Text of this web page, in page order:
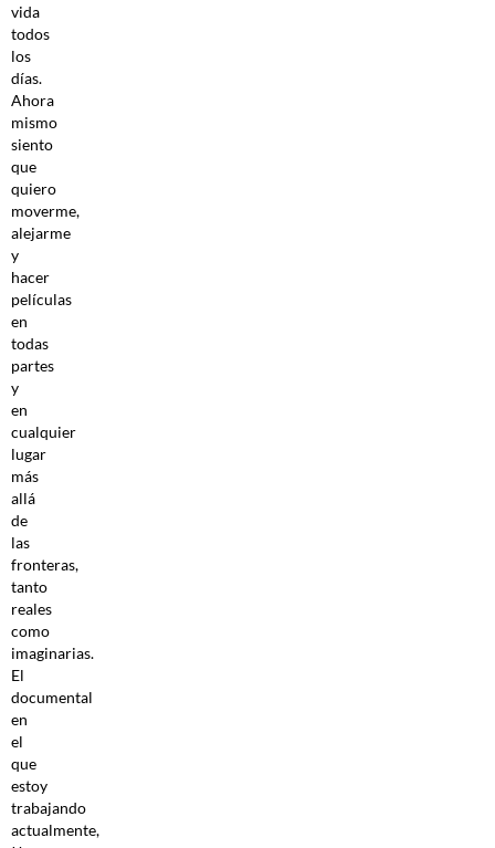
vida
todos
los
días.
Ahora
mismo
siento
que
quiero
moverme,
alejarme
y
hacer
películas
en
todas
partes
y
en
cualquier
lugar
más
allá
de
las
fronteras,
tanto
reales
como
imaginarias.
El
documental
en
el
que
estoy
trabajando
actualmente,